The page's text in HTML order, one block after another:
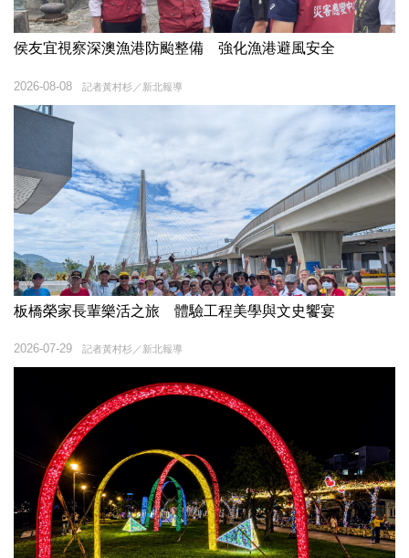
侯友宜視察深澳漁港防颱整備 強化漁港避風安全
記者黃村杉／新北報導
2026-08-08
板橋榮家長輩樂活之旅 體驗工程美學與文史饗宴
記者黃村杉／新北報導
2026-07-29